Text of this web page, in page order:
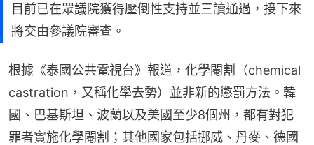
目前已在眾議院獲得壓倒性支持並三讀通過，接下來
將交由參議院審查。
根據《泰國公共電視台》報道，化學閹割（chemical
castration，又稱化學去勢）並非新的懲罰方法。韓
國、巴基斯坦、波蘭以及美國至少8個州，都有對犯
罪者實施化學閹割；其他國家包括挪威、丹麥、德國